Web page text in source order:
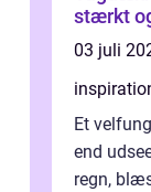
stærkt
03 juli
Et
end
regn,